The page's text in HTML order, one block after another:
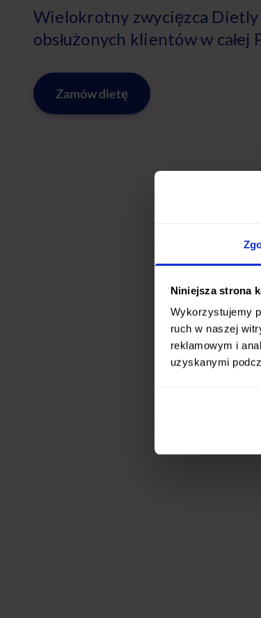
Niniejsza strona
Wykorzystujemy
ruch w naszej
reklamowym i
uzyskanymi
Wielokrotny zwycięzca Dietly
obsłużonych klientów w całej
Zamów dietę